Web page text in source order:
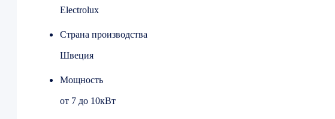
Electrolux
Страна производства
Швеция
Мощность
от 7 до 10кВт